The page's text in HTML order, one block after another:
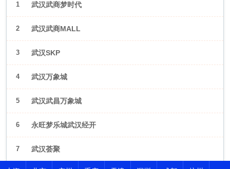
1 武汉武商梦时代
2 武汉武商MALL
3 武汉SKP
4 武汉万象城
5 武汉武昌万象城
6 永旺梦乐城武汉经开
7 武汉荟聚